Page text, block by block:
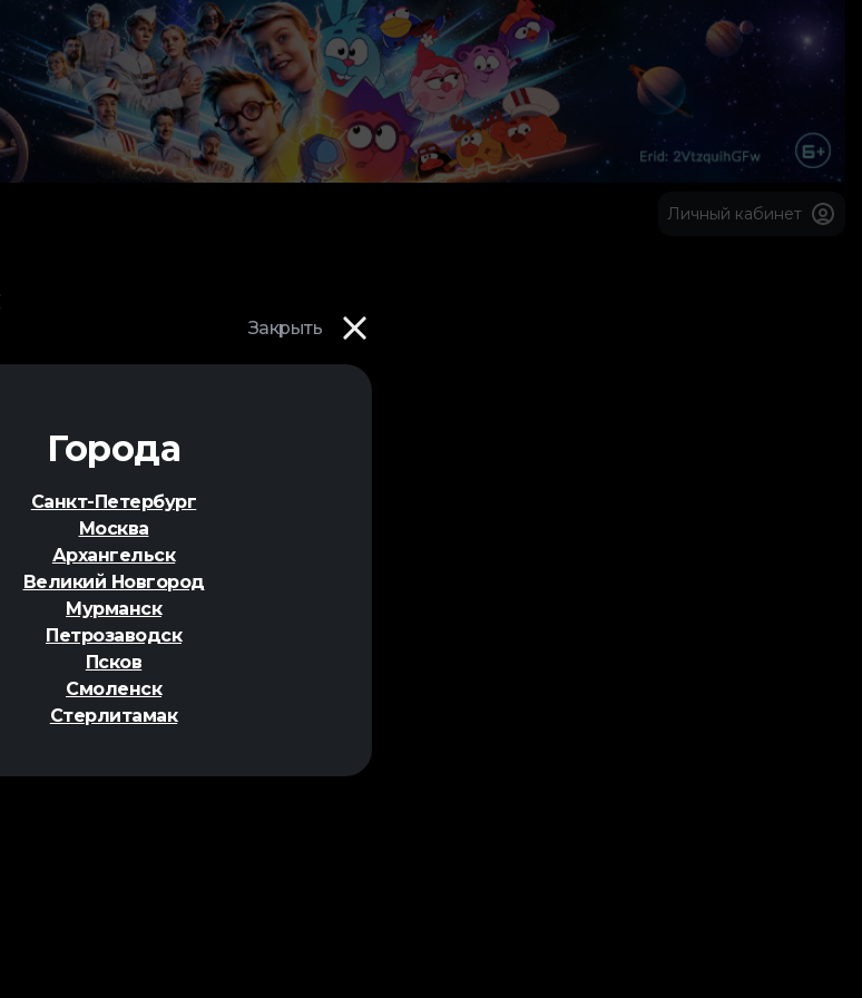
Закрыть
Города
Санкт-Петербург
Москва
Архангельск
Великий Новгород
Мурманск
Петрозаводск
Псков
Смоленск
Стерлитамак
Личный кабинет